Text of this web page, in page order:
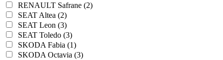
RENAULT Safrane (2)
SEAT Altea (2)
SEAT Leon (3)
SEAT Toledo (3)
SKODA Fabia (1)
SKODA Octavia (3)